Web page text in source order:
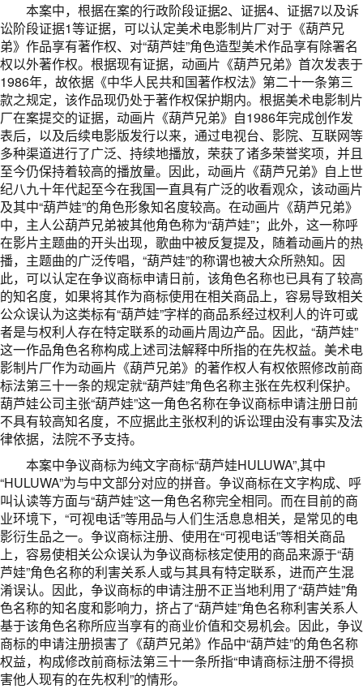
本案中，根据在案的行政阶段证据2、证据4、证据7以及诉
讼阶段证据1等证据，可以认定美术电影制片厂对于《葫芦兄
弟》作品享有著作权、对“葫芦娃”角色造型美术作品享有除署名
权以外著作权。根据现有证据，动画片《葫芦兄弟》首次发表于
1986年，故依据《中华人民共和国著作权法》第二十一条第三
款之规定，该作品现仍处于著作权保护期内。根据美术电影制片
厂在案提交的证据，动画片《葫芦兄弟》自1986年完成创作发
表后，以及后续电影版发行以来，通过电视台、影院、互联网等
多种渠道进行了广泛、持续地播放，荣获了诸多荣誉奖项，并且
至今仍保持着较高的播放量。因此，动画片《葫芦兄弟》自上世
纪八九十年代起至今在我国一直具有广泛的收看观众，该动画片
及其中“葫芦娃”的角色形象知名度较高。在动画片《葫芦兄弟》
中，主人公葫芦兄弟被其他角色称为“葫芦娃”；此外，这一称呼
在影片主题曲的开头出现，歌曲中被反复提及，随着动画片的热
播，主题曲的广泛传唱，“葫芦娃”的称谓也被大众所熟知。因
此，可以认定在争议商标申请日前，该角色名称也已具有了较高
的知名度，如果将其作为商标使用在相关商品上，容易导致相关
公众误认为这类标有“葫芦娃”字样的商品系经过权利人的许可或
者是与权利人存在特定联系的动画片周边产品。因此，“葫芦娃”
这一作品角色名称构成上述司法解释中所指的在先权益。美术电
影制片厂作为动画片《葫芦兄弟》的著作权人有权依照修改前商
标法第三十一条的规定就“葫芦娃”角色名称主张在先权利保护。
葫芦娃公司主张“葫芦娃”这一角色名称在争议商标申请注册日前
不具有较高知名度，不应据此主张权利的诉讼理由没有事实及法
律依据，法院不予支持。
本案中争议商标为纯文字商标“葫芦娃HULUWA”,其中
“HULUWA”为与中文部分对应的拼音。争议商标在文字构成、呼
叫认读等方面与“葫芦娃”这一角色名称完全相同。而在目前的商
业环境下，“可视电话”等用品与人们生活息息相关，是常见的电
影衍生品之一。争议商标注册、使用在“可视电话”等相关商品
上，容易使相关公众误认为争议商标核定使用的商品来源于“葫
芦娃”角色名称的利害关系人或与其具有特定联系，进而产生混
淆误认。因此，争议商标的申请注册不正当地利用了“葫芦娃”角
色名称的知名度和影响力，挤占了“葫芦娃”角色名称利害关系人
基于该角色名称所应当享有的商业价值和交易机会。因此，争议
商标的申请注册损害了《葫芦兄弟》作品中“葫芦娃”的角色名称
权益，构成修改前商标法第三十一条所指“申请商标注册不得损
害他人现有的在先权利”的情形。